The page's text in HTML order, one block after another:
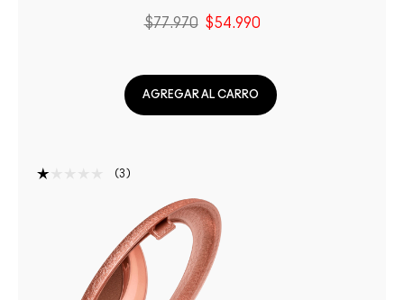
$77.970 $54.990
AGREGAR AL CARRO
3